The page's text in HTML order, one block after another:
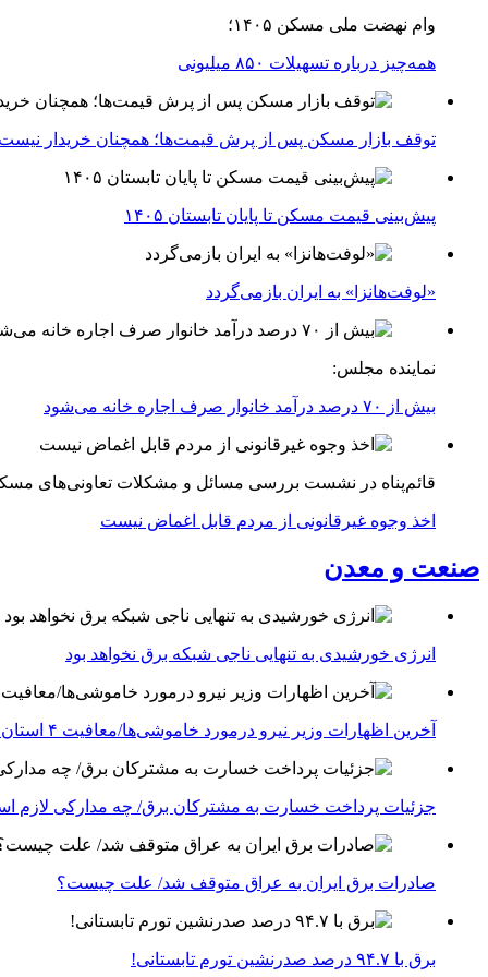
وام نهضت ملی مسکن ۱۴۰۵؛
همه‌چیز درباره تسهیلات ۸۵۰ میلیونی
توقف بازار مسکن پس از پرش قیمت‌ها؛ همچنان خریدار
پیش‌بینی قیمت مسکن تا پایان تابستان ۱۴۰۵
«لوفت‌هانزا» به ایران بازمی‌گردد
نماینده مجلس:
بیش از ۷۰ درصد درآمد خانوار صرف اجاره خانه می‌شود
قائم‌پناه در نشست بررسی مسائل و مشکلات تعاونی‌های
اخذ وجوه غیرقانونی از مردم قابل اغماض نیست
صنعت و معدن
انرژی خورشیدی به تنهایی ناجی شبکه برق نخواهد بود
آخرین اظهارات وزیر نیرو درمورد خاموشی‌ها/معافیت ۴ استان جنوبی درگیر جنگ از قطعی برق
جزئیات پرداخت خسارت به مشترکان برق/ چه مدارکی لازم
صادرات برق ایران به عراق متوقف شد/ علت چیست؟
برق با ۹۴.۷ درصد صدرنشین تورم تابستانی!